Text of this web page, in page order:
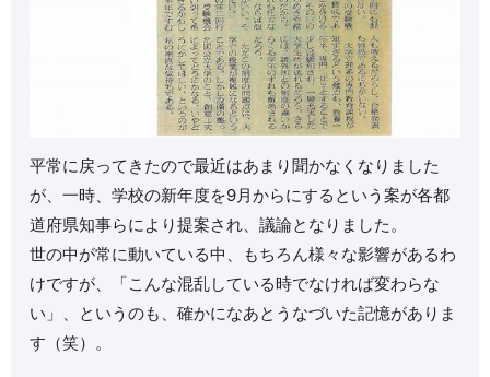
平常に戻ってきたので最近はあまり聞かなくなりました
が、一時、学校の新年度を9月からにするという案が各都
道府県知事らにより提案され、議論となりました。
世の中が常に動いている中、もちろん様々な影響があるわ
けですが、「こんな混乱している時でなければ変わらな
い」、というのも、確かになあとうなづいた記憶がありま
す（笑）。